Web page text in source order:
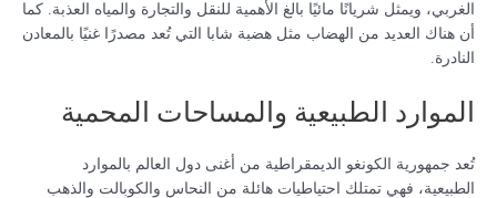
الغربي، ويمثل شريانًا مائيًا بالغ الأهمية للنقل والتجارة والمياه العذبة. كما
أن هناك العديد من الهضاب مثل هضبة شابا التي تُعد مصدرًا غنيًا بالمعادن
النادرة.
الموارد الطبيعية والمساحات المحمية
تُعد جمهورية الكونغو الديمقراطية من أغنى دول العالم بالموارد
الطبيعية، فهي تمتلك احتياطيات هائلة من النحاس والكوبالت والذهب